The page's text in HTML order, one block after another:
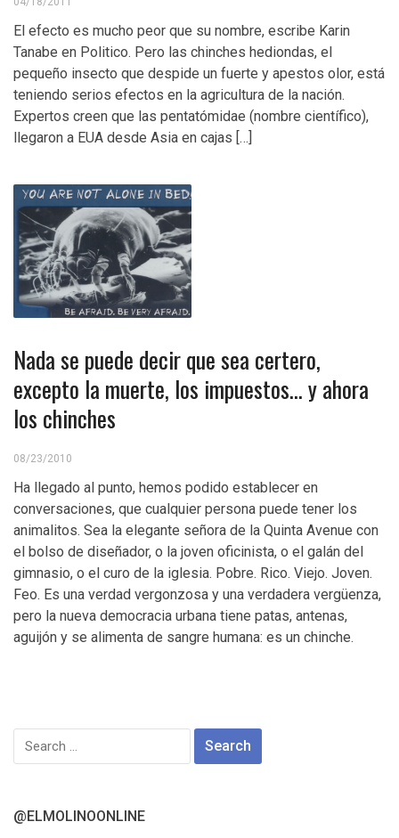
El efecto es mucho peor que su nombre, escribe Karin
Tanabe en Politico. Pero las chinches hediondas, el
pequeño insecto que despide un fuerte y apestos olor, está
teniendo serios efectos en la agricultura de la nación.
Expertos creen que las pentatómidae (nombre científico),
llegaron a EUA desde Asia en cajas […]
Nada se puede decir que sea certero,
excepto la muerte, los impuestos… y ahora
los chinches
08/23/2010
Ha llegado al punto, hemos podido establecer en
conversaciones, que cualquier persona puede tener los
animalitos. Sea la elegante señora de la Quinta Avenue con
el bolso de diseñador, o la joven oficinista, o el galán del
gimnasio, o el curo de la iglesia. Pobre. Rico. Viejo. Joven.
Feo. Es una verdad vergonzosa y una verdadera vergüenza,
pero la nueva democracia urbana tiene patas, antenas,
aguijón y se alimenta de sangre humana: es un chinche.
Search
for:
@ELMOLINOONLINE